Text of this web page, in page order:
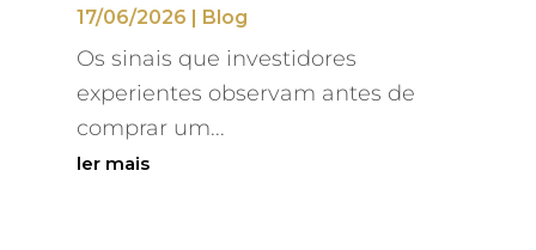
17/06/2026 | Blog
Os sinais que investidores
experientes observam antes de
comprar um...
ler mais